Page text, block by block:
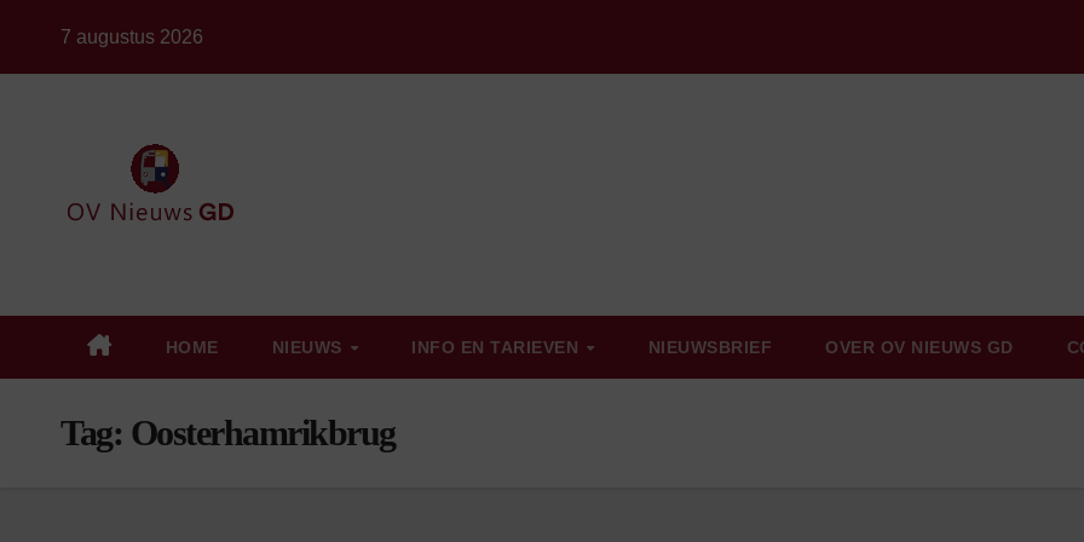
7 augustus 2026
HOME NIEUWS INFO EN TARIEVEN NIEUWSBRIEF OVER OV NIEUWS GD
Tag: Oosterhamrikbrug